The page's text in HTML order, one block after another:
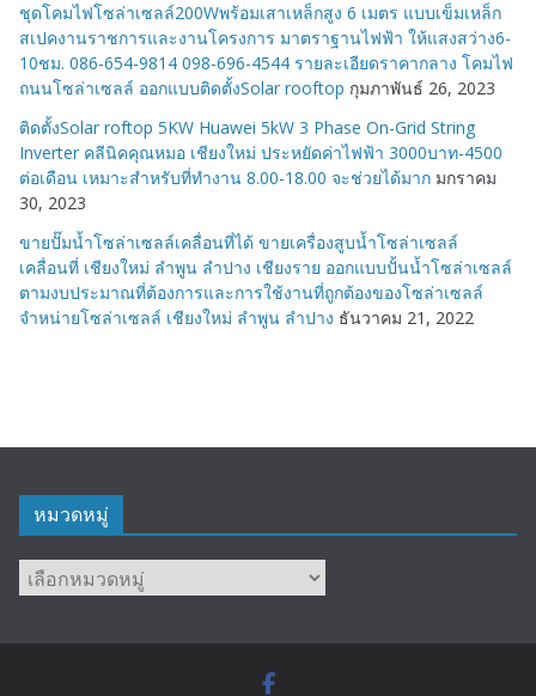
ชุดโคมไฟโซล่าเซลล์200Wพร้อมเสาเหล็กสูง 6 เมตร แบบเข็มเหล็ก
สเปคงานราชการและงานโครงการ มาตราฐานไฟฟ้า ให้แสงสว่าง6-
10ชม. 086-654-9814 098-696-4544 รายละเอียดราคากลาง โคมไฟ
ถนนโซล่าเซลล์ ออกแบบติดตั้งSolar rooftop กุมภาพันธ์ 26, 2023
ติดตั้งSolar roftop 5KW Huawei 5kW 3 Phase On-Grid String
Inverter คลีนิคคุณหมอ เชียงใหม่ ประหยัดค่าไฟฟ้า 3000บาท-4500
ต่อเดือน เหมาะสำหรับที่ทำงาน 8.00-18.00 จะช่วยได้มาก มกราคม
30, 2023
ขายปั๊มน้ำโซล่าเซลล์เคลื่อนที่ได้ ขายเครื่องสูบน้ำโซล่าเซลล์
เคลื่อนที่ เชียงใหม่ ลำพูน ลำปาง เชียงราย ออกแบบปั้นน้ำโซล่าเซลล์
ตามงบประมาณที่ต้องการและการใช้งานที่ถูกต้องของโซล่าเซลล์
จำหน่ายโซล่าเซลล์ เชียงใหม่ ลำพูน ลำปาง ธันวาคม 21, 2022
หมวดหมู่
หมวด
หมู่